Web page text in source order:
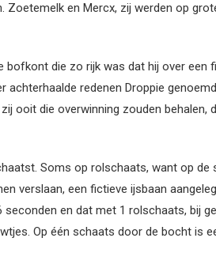
Zoetemelk en Mercx, zij werden op
die zo rijk was dat hij over een
redenen Droppie
ooit die overwinning zouden behalen,
Soms op rolschaats, want op de
verslaan, een fictieve ijsbaan
en dat met 1 rolschaats, bij
Op één schaats door de bocht is